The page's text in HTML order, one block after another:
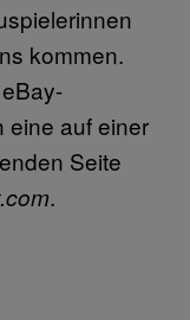
kommen.
eine auf einer
Seite
.